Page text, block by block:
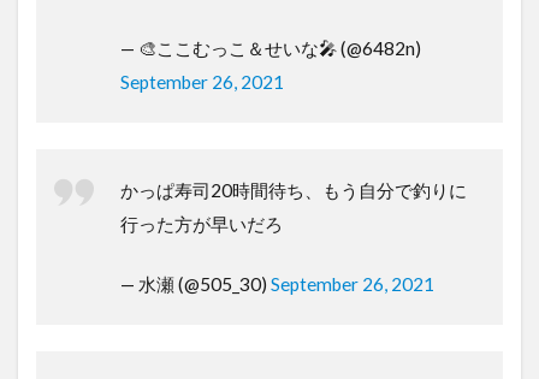
— 🎨ここむっこ＆せいな🎤 (@6482n)
September 26, 2021
かっぱ寿司20時間待ち、もう自分で釣りに
行った方が早いだろ
— 水瀬 (@505_30) September 26, 2021